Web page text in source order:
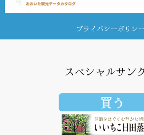
プライバシーポリシー
スペシャルサン